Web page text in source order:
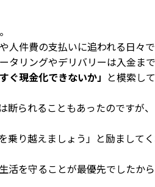
件費の支払いに追われる日
リングやデリバリーは入金ま
ぐ現金化できないか」 と模索し
られることもあったのですが、
り越えましょう」と励まして
を守ることが最優先でした